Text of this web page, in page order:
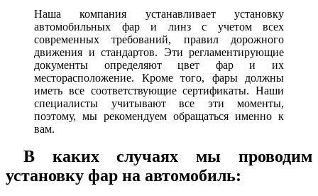
Наша компания устанавливает установку
автомобильных фар и линз с учетом всех
современных требований, правил дорожного
движения и стандартов. Эти регламентирующие
документы определяют цвет фар и их
месторасположение. Кроме того, фары должны
иметь все соответствующие сертификаты. Наши
специалисты учитывают все эти моменты,
поэтому, мы рекомендуем обращаться именно к
вам.
В каких случаях мы проводим
установку фар на автомобиль: